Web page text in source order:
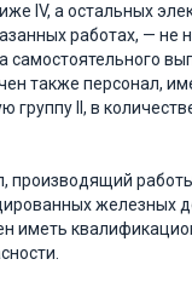
IV, а остальных
работах, — не
самостоятельного
также персонал,
группу II, в
производящий
железных
иметь